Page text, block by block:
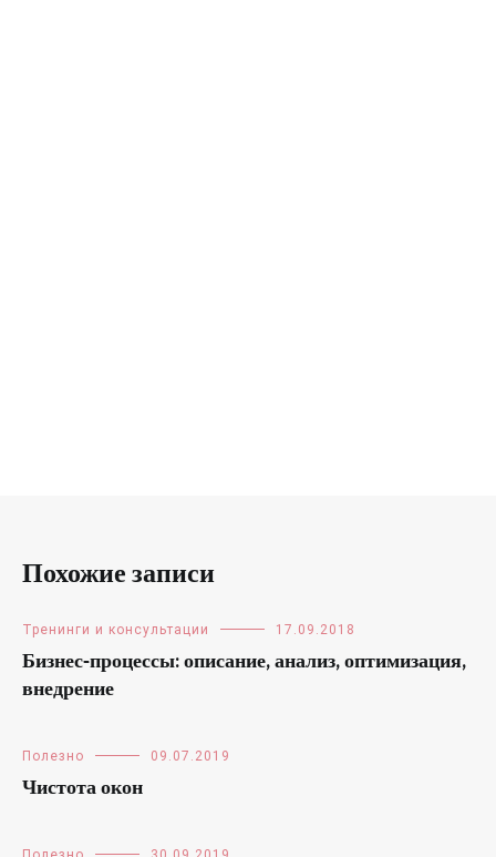
Похожие записи
Тренинги и консультации 17.09.2018
Бизнес-процессы: описание, анализ, оптимизация,
внедрение
Полезно 09.07.2019
Чистота окон